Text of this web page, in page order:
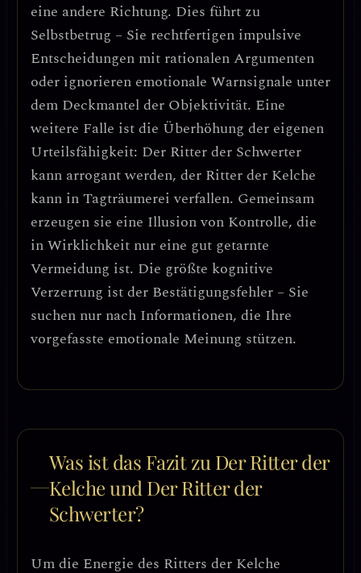
eine andere Richtung. Dies führt zu
Selbstbetrug – Sie rechtfertigen impulsive
Entscheidungen mit rationalen Argumenten
oder ignorieren emotionale Warnsignale unter
dem Deckmantel der Objektivität. Eine
weitere Falle ist die Überhöhung der eigenen
Urteilsfähigkeit: Der Ritter der Schwerter
kann arrogant werden, der Ritter der Kelche
kann in Tagträumerei verfallen. Gemeinsam
erzeugen sie eine Illusion von Kontrolle, die
in Wirklichkeit nur eine gut getarnte
Vermeidung ist. Die größte kognitive
Verzerrung ist der Bestätigungsfehler – Sie
suchen nur nach Informationen, die Ihre
vorgefasste emotionale Meinung stützen.
Was ist das Fazit zu Der Ritter der
Kelche und Der Ritter der
Schwerter?
Um die Energie des Ritters der Kelche